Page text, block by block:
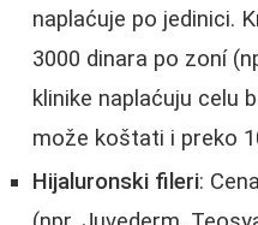
naplaćuje po jedinici.
3000 dinara po zoní
klinike naplaćuju celu
može koštati i preko
Hijaluronski fileri: